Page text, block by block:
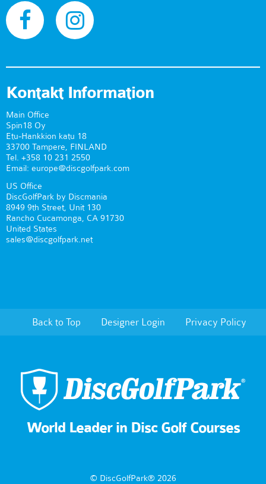
Kontakt Information
Main Office
Spin18 Oy
Etu-Hankkion katu 18
33700 Tampere, FINLAND
Tel. +358 10 231 2550
Email: europe@discgolfpark.com
US Office
DiscGolfPark by Discmania
8949 9th Street, Unit 130
Rancho Cucamonga, CA 91730
United States
sales@discgolfpark.net
Back to Top Designer Login Privacy Policy
World Leader in Disc Golf Courses
© DiscGolfPark® 2026